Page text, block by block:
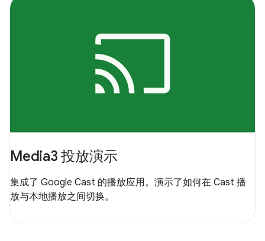
Media3 投放演示
集成了 Google Cast 的播放应用。演示了如何在 Cast 播
放与本地播放之间切换。